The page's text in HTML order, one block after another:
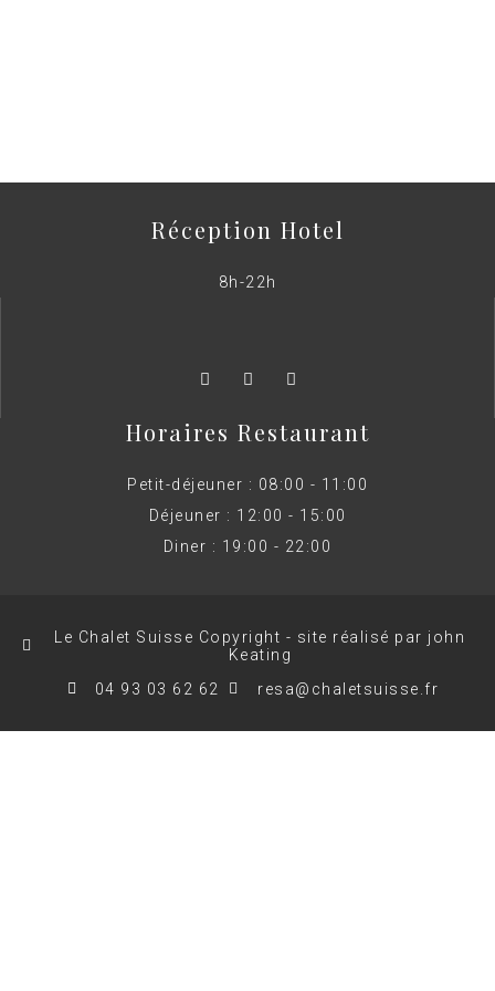
Réception Hotel
8h-22h
Horaires Restaurant
Petit-déjeuner : 08:00 - 11:00
Déjeuner : 12:00 - 15:00
Diner : 19:00 - 22:00
Le Chalet Suisse Copyright - site réalisé par john
Keating
04 93 03 62 62
resa@chaletsuisse.fr